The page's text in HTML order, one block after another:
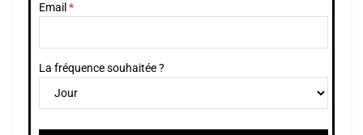
Email
La fréquence souhaitée ?